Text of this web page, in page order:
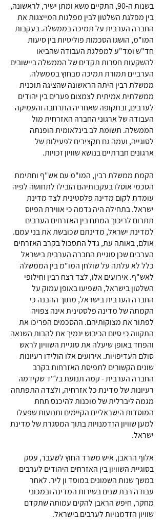
בשנות ה-90, התקיים משא ומתן ישיר, לראשונה,
בין מפלגת השלטון לבין מפלגות המייצגות את
החברה הערבית על תמיכה בממשלה. בעקבות
המו"מ, הושגו הסכמות פוליטיות בין סיעות
חד"ש ומד"ע למפלגת העבודה שהביאו
להשקעות חסרות תקדים של הממשלה ביישובים
הערביים תמורת תמיכה מבחוץ בממשלה.
ממשלת רבין היתה הראשונה שהציגה תוכנית
ממשלתית אמיתית לצמצום פערים בין יהודים
לערבים, ובתקופה שאחריה התרחבה והעמיקה
העבודה של ארגוני החברה האזרחית מול
הממשלה. תשומת לב בינלאומית הופנתה
לסוגייה, ועמה גם תקציבים לפעילות של
ארגונים חברתיים בנושא שוויון זכויות.
הקמת ממשלת רבין, המו"מ עם אש"ף וחתימת
הסכמי אוסלו בעקבותיהם הובילו לתחושה לפיה
עומדת לקום מדינה פלסטינית לצד מדינת
ישראל. בתחילה היה נדמה כי אווירת הפיוס
תתרום לריכוך המתח בין האזרחים הערבים
למדינת ישראל, מדינתם שכובשת את בני עמם.
אולם, באותה עת, גדל התסכול בקרב האזרחים
הערבים שכן סוגיית החברה הערבית בישראל
כלל לא עלתה על שולחן המו"מ בין הממשלה
לאש"ף. אירועים אלו, לצד רצח רבין וחילופי
השלטון בישראל, השפיעו באופן עמוק על
החברה הערבית בישראל, מתוך ההבנה כי
הקמתה של מדינה פלסטינית אינה צפויה
לפתור את מצוקותיהם. ההסכמים הפריכו את
התקווה כי סיום הכיבוש ינמיך את להבות השנאה
והפחד באופן שיעלה את סוגיית השוויון לראש
סולם העדיפויות. אירועים אלו הולידו רעיונות
שונים הקשורים לתפיסת האזרחות בקרב
החברה הערבית - קמה תנועת בל"ד שקידמה
רעיונות של מדינת כל אזרחיה, ולצדה התפתחה
מגמה ליברלית של מוכנות להיכנס תחת
המוסדות הישראליים הקיימים ותנועות שפעלו
למען שוויון הזדמנויות בתוך המסגרת של מדינת
ישראל.
אלוף הראבן, איש משרד החוץ לשעבר, עסק
בסוגיית השוויון בין האזרחים היהודים לערבים
במשך שנות השמונים במוסד ון ליר. לאחר
עבודה רבת שנים בשירות המדינה ובמכוני
מחקר, חיפש הראבן להקים עמותה שתקדם
שוויון הזדמנויות לערבים בישראל.